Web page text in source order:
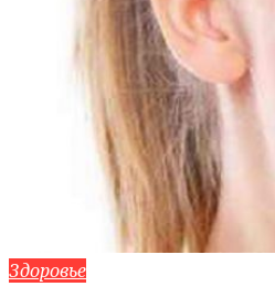
Здоровье